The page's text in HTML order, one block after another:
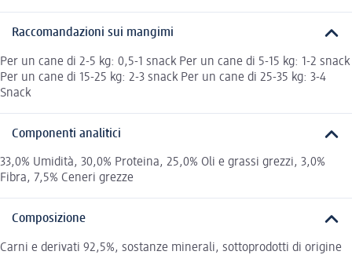
Raccomandazioni sui mangimi
Per un cane di 2-5 kg: 0,5-1 snack Per un cane di 5-15 kg: 1-2 snack
Per un cane di 15-25 kg: 2-3 snack Per un cane di 25-35 kg: 3-4
Snack
Componenti analitici
33,0% Umidità, 30,0% Proteina, 25,0% Oli e grassi grezzi, 3,0%
Fibra, 7,5% Ceneri grezze
Composizione
Carni e derivati 92,5%, sostanze minerali, sottoprodotti di origine